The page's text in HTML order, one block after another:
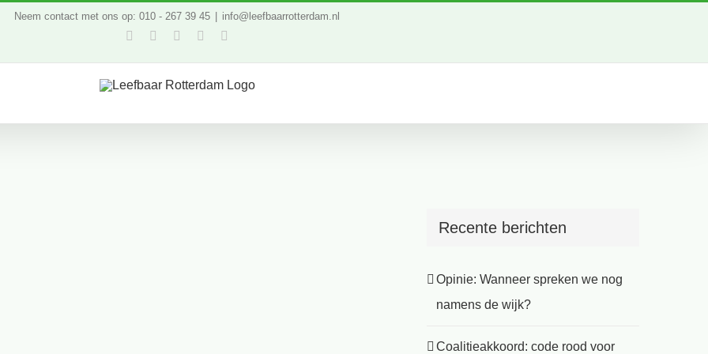
Neem contact met ons op: 010 - 267 39 45 info@leefbaarrotterdam.nl
Facebook
TwitterYouTubeLinkedIn
Recente berichten
Opinie: Wanneer spreken we nog
namens de wijk?
Coalitieakkoord: code rood voor